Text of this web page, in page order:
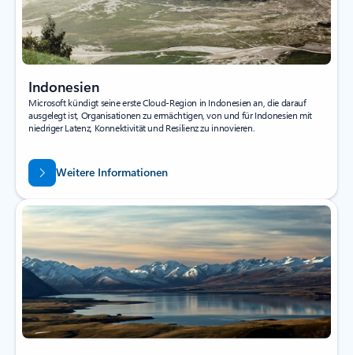
Indonesien
Microsoft kündigt seine erste Cloud-Region in Indonesien an, die darauf
ausgelegt ist, Organisationen zu ermächtigen, von und für Indonesien mit
niedriger Latenz, Konnektivität und Resilienz zu innovieren.
Weitere Informationen